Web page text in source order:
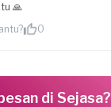
🙏
0
di Sejasa?